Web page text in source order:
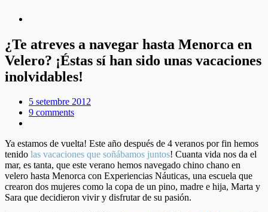
¿Te atreves a navegar hasta Menorca en
Velero? ¡Éstas sí han sido unas vacaciones
inolvidables!
5 setembre 2012
9 comments
Ya estamos de vuelta! Este año después de 4 veranos por fin hemos
tenido las vacaciones que soñábamos juntos! Cuanta vida nos da el
mar, es tanta, que este verano hemos navegado chino chano en
velero hasta Menorca con Experiencias Náuticas, una escuela que
crearon dos mujeres como la copa de un pino, madre e hija, Marta y
Sara que decidieron vivir y disfrutar de su pasión.